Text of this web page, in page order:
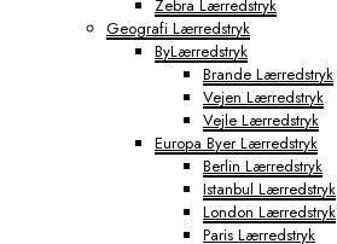
Zebra Lærredstryk
Geografi Lærredstryk
ByLærredstryk
Brande Lærredstryk
Vejen Lærredstryk
Vejle Lærredstryk
Europa Byer Lærredstryk
Berlin Lærredstryk
Istanbul Lærredstryk
London Lærredstryk
Paris Lærredstryk